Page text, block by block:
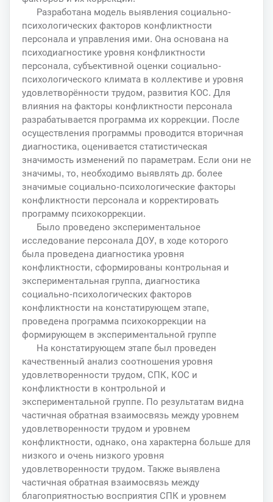
Разработана модель выявления социально-
психологических факторов конфликтности
персонала и управления ими. Она основана на
психодиагностике уровня конфликтности
персонала, субъективной оценки социально-
психологического климата в коллективе и уровня
удовлетворённости трудом, развития КОС. Для
влияния на факторы конфликтности персонала
разрабатывается программа их коррекции. После
осуществления программы проводится вторичная
диагностика, оценивается статистическая
значимость изменений по параметрам. Если они не
значимы, то, необходимо выявлять др. более
значимые социально-психологические факторы
конфликтности персонала и корректировать
программу психокоррекции.
Было проведено экспериментальное
исследование персонала ДОУ, в ходе которого
была проведена диагностика уровня
конфликтности, сформированы контрольная и
экспериментальная группа, диагностика
социально-психологических факторов
конфликтности на констатирующем этапе,
проведена программа психокоррекции на
формирующем в экспериментальной группе
На констатирующем этапе был проведен
качественный анализ соотношения уровня
удовлетворенности трудом, СПК, КОС и
конфликтности в контрольной и
экспериментальной группе. По результатам видна
частичная обратная взаимосвязь между уровнем
удовлетворенности трудом и уровнем
конфликтности, однако, она характерна больше для
низкого и очень низкого уровня
удовлетворенности трудом. Также выявлена
частичная обратная взаимосвязь между
благоприятностью восприятия СПК и уровнем